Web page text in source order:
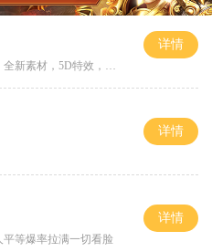
素材，5D特效，不卡图
详情
详情
平等爆率拉满一切看脸
详情